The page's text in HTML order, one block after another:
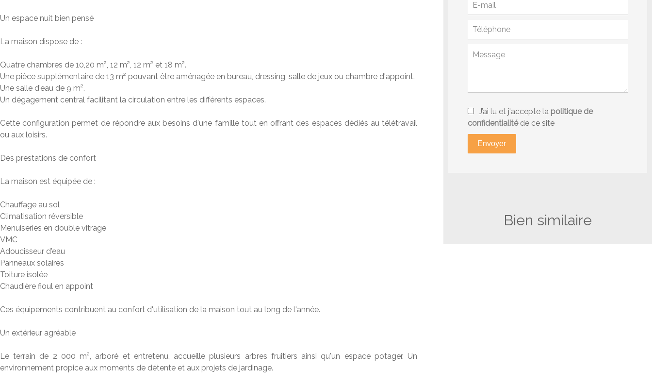
Un espace nuit bien pensé
La maison dispose de :
Quatre chambres de 10,20 m², 12 m², 12 m² et 18 m².
Une pièce supplémentaire de 13 m² pouvant être aménagée en bureau, dressing, salle de jeux ou chambre d'appoint.
Une salle d'eau de 9 m².
Un dégagement central facilitant la circulation entre les différents espaces.
Cette configuration permet de répondre aux besoins d'une famille tout en offrant des espaces dédiés au télétravail
ou aux loisirs.
Des prestations de confort
La maison est équipée de :
Chauffage au sol
Climatisation réversible
Menuiseries en double vitrage
VMC
Adoucisseur d'eau
Panneaux solaires
Toiture isolée
Chaudière fioul en appoint
Ces équipements contribuent au confort d'utilisation de la maison tout au long de l'année.
Un extérieur agréable
Le terrain de 2 000 m², arboré et entretenu, accueille plusieurs arbres fruitiers ainsi qu'un espace potager. Un
environnement propice aux moments de détente et aux projets de jardinage.
J’ai lu et j'accepte la politique de
confidentialitéde ce site
Envoyer
Bien similaire